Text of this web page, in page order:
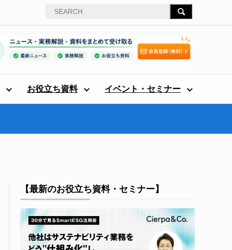
お役立ち資料 イベント・セミナー
【最新のお役立ち資料・セミナー】